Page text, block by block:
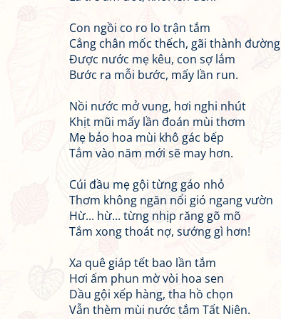
Con ngồi co ro lo trận tắm
Cẳng chân mốc thếch, gãi thành đường
Được nước mẹ kêu, con sợ lắm
Bước ra mỗi bước, mấy lần run.
Nồi nước mở vung, hơi nghi nhút
Khịt mũi mấy lần đoán mùi thơm
Mẹ bảo hoa mùi khô gác bếp
Tắm vào năm mới sẽ may hơn.
Cúi đầu mẹ gội từng gáo nhỏ
Thơm không ngăn nổi gió ngang vườn
Hừ... hừ... từng nhịp răng gõ mõ
Tắm xong thoát nợ, sướng gì hơn!
Xa quê giáp tết bao lần tắm
Hơi ấm phun mờ vòi hoa sen
Dầu gội xếp hàng, tha hồ chọn
Vẫn thèm mùi nước tắm Tất Niên.